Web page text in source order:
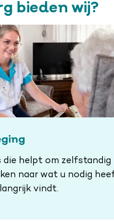
bieden wij?
die helpt om zelfstandig
naar wat u nodig
vindt.